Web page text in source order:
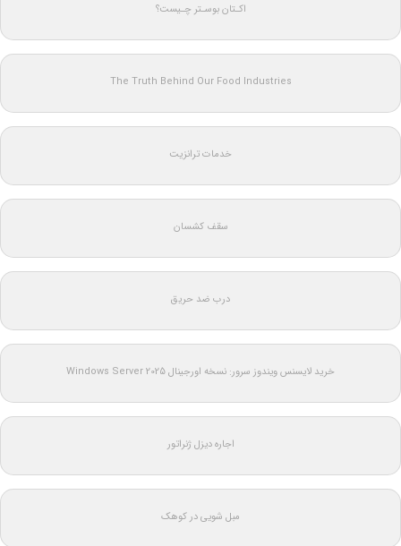
اکـتان بوسـتر چـیست؟
The Truth Behind Our Food Industries
خدمات ترانزیت
سقف کشسان
درب ضد حریق
خرید لایسنس ویندوز سرور: نسخه اورجینال Windows Server 2025
اجاره دیزل ژنراتور
مبل شویی در کوهک